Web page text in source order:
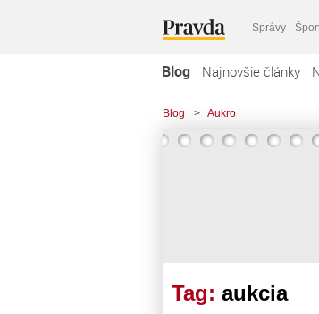
Správy
Blog Najnovšie články
Blog > Aukro
Tag: aukcia